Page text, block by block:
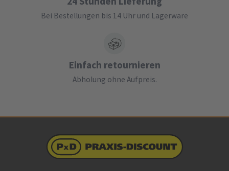
Bei Bestellungen bis 14 Uhr und Lagerware
Einfach retournieren
Abholung ohne Aufpreis.